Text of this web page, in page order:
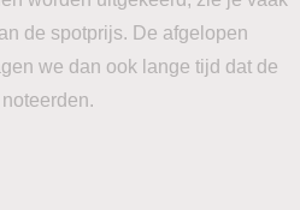
de spotprijs. De afgelopen
we dan ook lange tijd dat de